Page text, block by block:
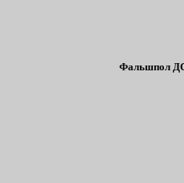
Фальшпол